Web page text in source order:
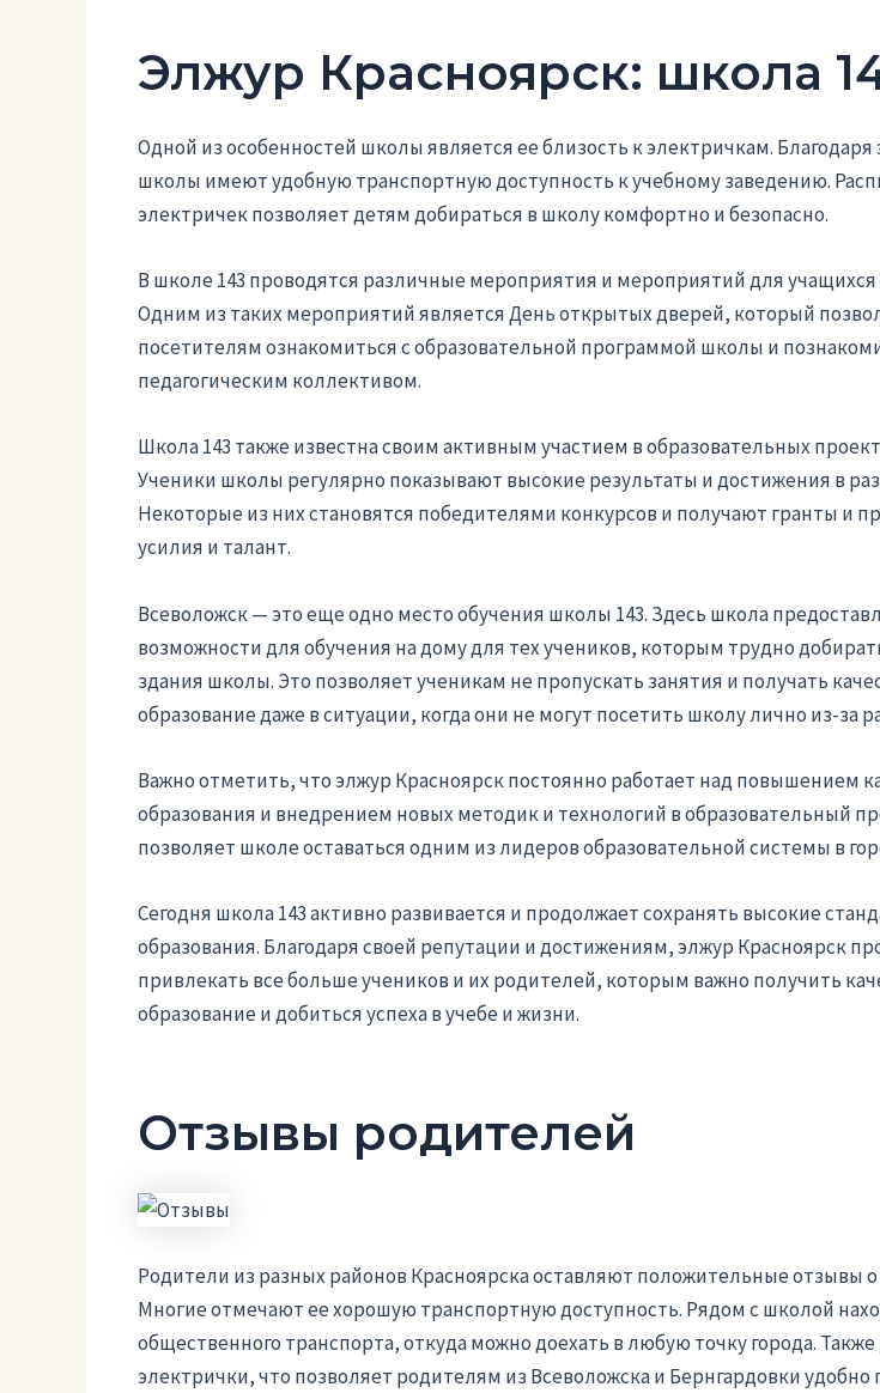
Элжур Красноярск: школа
Одной из особенностей школы является ее близость к электричкам. Благодаря
школы имеют удобную транспортную доступность к учебному заведению.
электричек позволяет детям добираться в школу комфортно и безопасно.
В школе 143 проводятся различные мероприятия и мероприятий для учащихся
Одним из таких мероприятий является День открытых дверей, который
посетителям ознакомиться с образовательной программой школы и
педагогическим коллективом.
Школа 143 также известна своим активным участием в образовательных
Ученики школы регулярно показывают высокие результаты и достижения в
Некоторые из них становятся победителями конкурсов и получают гранты и
усилия и талант.
Всеволожск — это еще одно место обучения школы 143. Здесь школа
возможности для обучения на дому для тех учеников, которым трудно
здания школы. Это позволяет ученикам не пропускать занятия и получать
образование даже в ситуации, когда они не могут посетить школу лично из-за
Важно отметить, что элжур Красноярск постоянно работает над повышением
образования и внедрением новых методик и технологий в образовательный
позволяет школе оставаться одним из лидеров образовательной системы в
Сегодня школа 143 активно развивается и продолжает сохранять высокие
образования. Благодаря своей репутации и достижениям, элжур Красноярск
привлекать все больше учеников и их родителей, которым важно получить
образование и добиться успеха в учебе и жизни.
Отзывы родителей
Родители из разных районов Красноярска оставляют положительные отзывы
Многие отмечают ее хорошую транспортную доступность. Рядом с школой
общественного транспорта, откуда можно доехать в любую точку города.
электрички, что позволяет родителям из Всеволожска и Бернгардовки удобно